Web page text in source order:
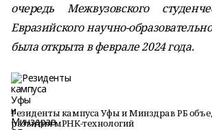
очередь Межвузовского
Евразийского научно-
была открыта в феврале 2024 года.
Резиденты кампуса Уфы и Минздрав РБ
развития мРНК-технологий